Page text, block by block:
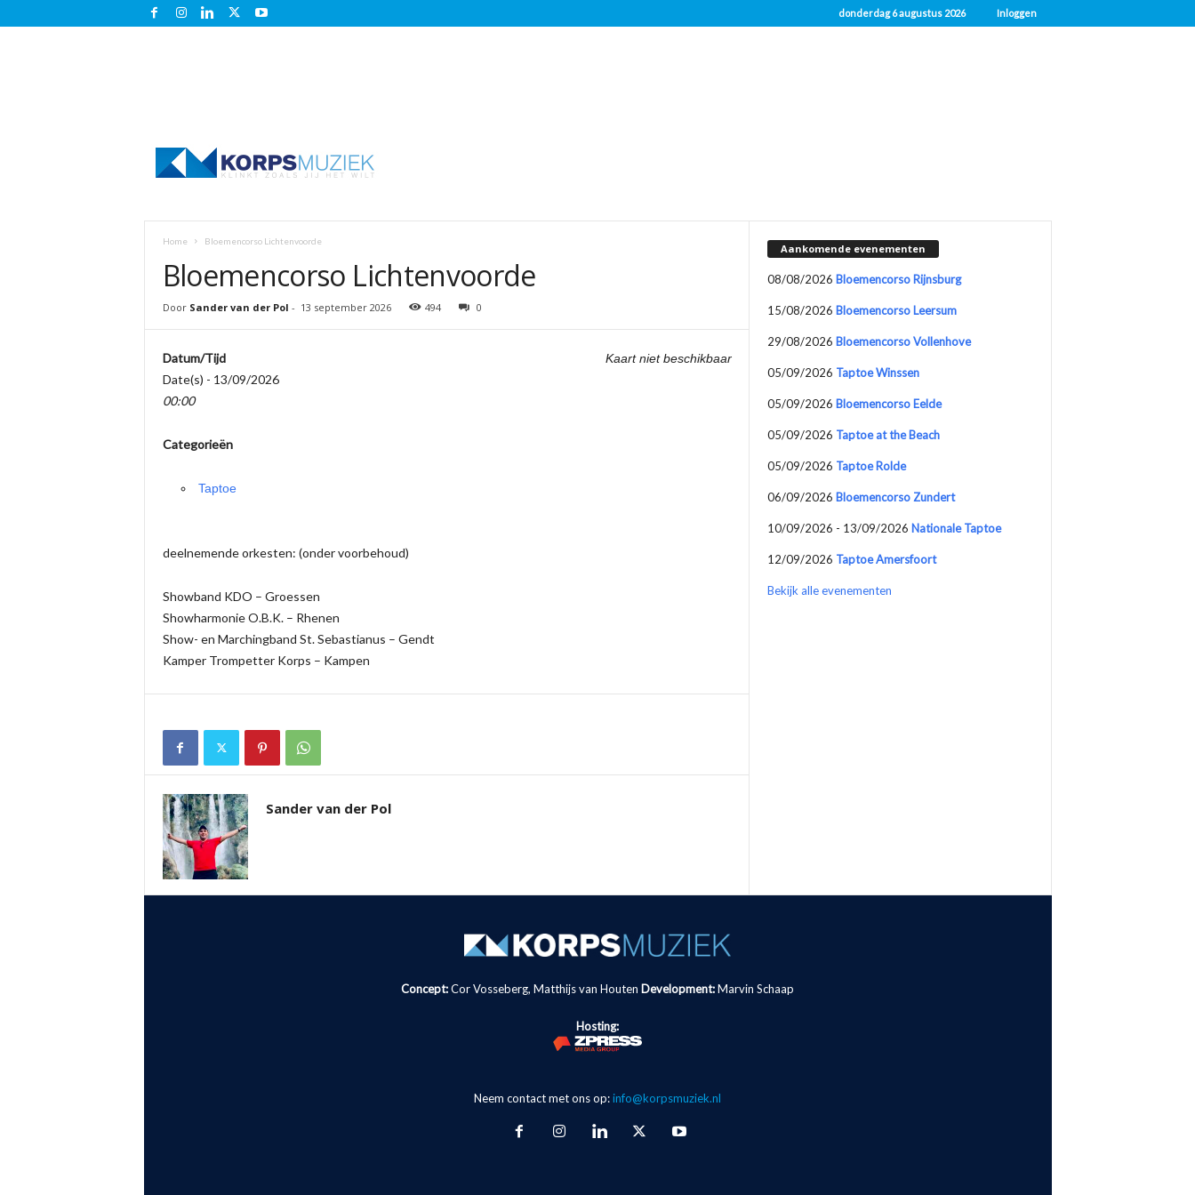
donderdag 6 augustus 2026 Inloggen
Home Bloemencorso Lichtenvoorde
Bloemencorso Lichtenvoorde
Door Sander van der Pol - 13 september 2026 494 0
Kaart niet beschikbaar
Datum/Tijd
Date(s) - 13/09/2026
00:00
Categorieën
Taptoe
deelnemende orkesten: (onder voorbehoud)
Showband KDO – Groessen
Showharmonie O.B.K. – Rhenen
Show- en Marchingband St. Sebastianus – Gendt
Kamper Trompetter Korps – Kampen
Sander van der Pol
Aankomende evenementen
08/08/2026 Bloemencorso Rijnsburg
15/08/2026 Bloemencorso Leersum
29/08/2026 Bloemencorso Vollenhove
05/09/2026 Taptoe Winssen
05/09/2026 Bloemencorso Eelde
05/09/2026 Taptoe at the Beach
05/09/2026 Taptoe Rolde
06/09/2026 Bloemencorso Zundert
10/09/2026 - 13/09/2026 Nationale Taptoe
12/09/2026 Taptoe Amersfoort
Bekijk alle evenementen
Concept:Cor Vosseberg, Matthijs van Houten Development:Marvin Schaap
Hosting:
Neem contact met ons op:info@korpsmuziek.nl